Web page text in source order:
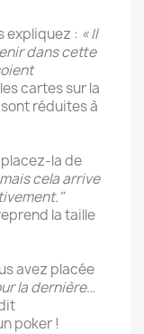
expliquez : « Il
dans cette
cartes sur la
réduites à
la de
cela arrive
la taille
avez placée
la dernière…
poker !